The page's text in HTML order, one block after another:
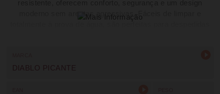
moderno sem arestas agressivas. Fáceis de limpar e
DIABLO PICANTE